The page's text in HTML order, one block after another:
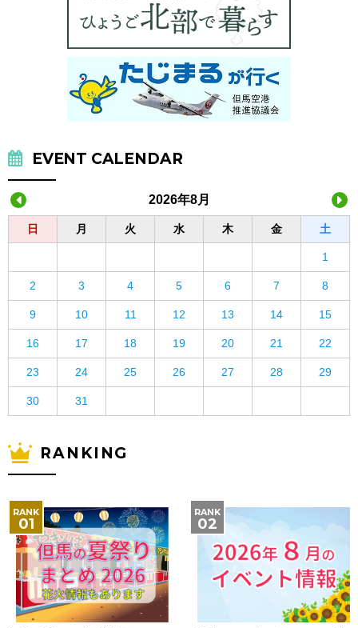
EVENT CALENDAR
2026年8月
日 月 火 水 木 金 土
1
2 3 4 5 6 7 8
9 10 11 12 13 14 15
16 17 18 19 20 21 22
23 24 25 26 27 28 29
30 31
RANKING